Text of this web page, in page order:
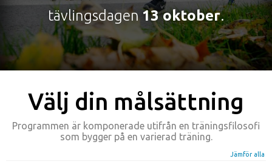
tävlingsdagen 13 oktober.
Välj din målsättning
Programmen är komponerade utifrån en träningsfilosofi
som bygger på en varierad träning.
Jämför alla